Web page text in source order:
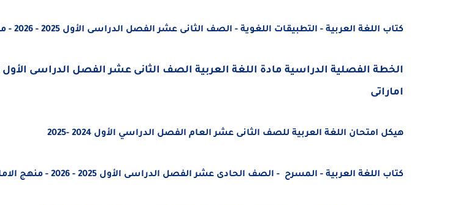
كتاب اللغة العربية - التطبيقات اللغوية - الصف الثانى عشر الفصل الدراسى الأول 2025 - 2026 - منهج الامارات
اماراتى
هيكل امتحان اللغة العربية للصف الثانى عشر العام الفصل الدراسي الأول 2024 -2025
كتاب اللغة العربية - المسرح - الصف الحادى عشر الفصل الدراسى الأول 2025 - 2026 - منهج الامارات